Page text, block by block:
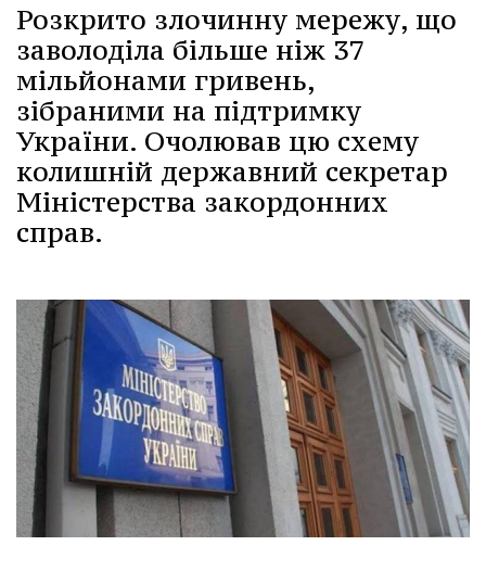
Розкрито злочинну мережу, що
заволоділа більше ніж 37
мільйонами гривень,
зібраними на підтримку
України. Очолював цю схему
колишній державний секретар
Міністерства закордонних
справ.